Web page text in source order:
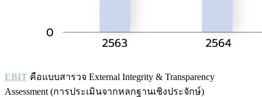
EBIT คือแบบสารวจ External Integrity & Transparency
Assessment (การประเมินจากหลกฐานเชิงประจักษ์)